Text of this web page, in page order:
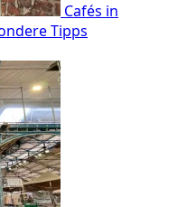
Cafés in
Tipps